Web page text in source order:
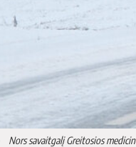
Nors savaitgalį Greitosios